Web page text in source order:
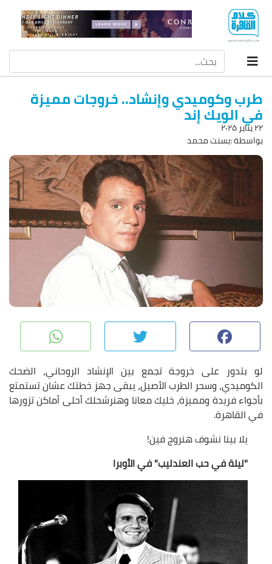
طرب وكوميدي وإنشاد.. خروجات مميزة
في الويك إند
۲۲ يناير ۲۰۲۵
بواسطة :بسنت محمد
Facebook
Twitter
لو بتدور على خروجة تجمع بين الإنشاد الروحاني، الضحك
الكوميدي، وسحر الطرب الأصيل، يبقى جهز خطتك عشان تستمتع
بأجواء فريدة ومميزة، خليك معانا وهنرشحلك أحلى أماكن تزورها
في القاهرة.
يلا بينا نشوف هنروج فين!
"ليلة في حب العندليب" في الأوبرا